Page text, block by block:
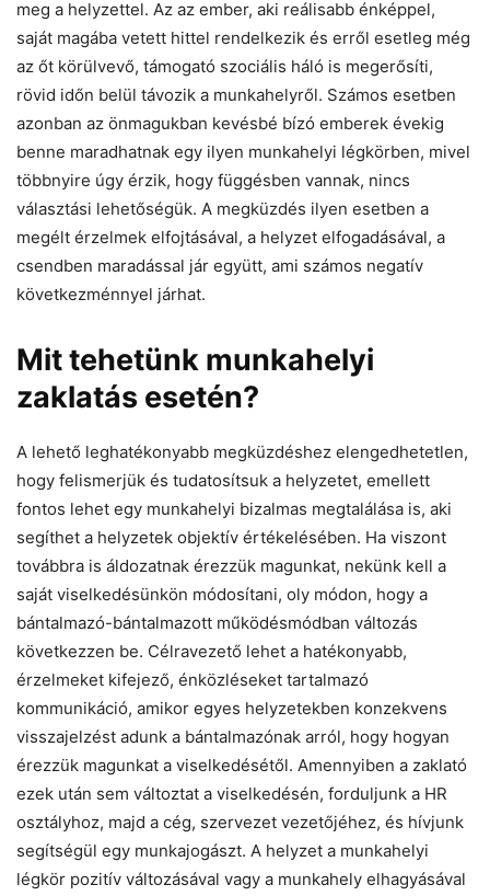
meg a helyzettel. Az az ember, aki reálisabb énképpel,
saját magába vetett hittel rendelkezik és erről esetleg még
az őt körülvevő, támogató szociális háló is megerősíti,
rövid időn belül távozik a munkahelyről. Számos esetben
azonban az önmagukban kevésbé bízó emberek évekig
benne maradhatnak egy ilyen munkahelyi légkörben, mivel
többnyire úgy érzik, hogy függésben vannak, nincs
választási lehetőségük. A megküzdés ilyen esetben a
megélt érzelmek elfojtásával, a helyzet elfogadásával, a
csendben maradással jár együtt, ami számos negatív
következménnyel járhat.
Mit tehetünk munkahelyi
zaklatás esetén?
A lehető leghatékonyabb megküzdéshez elengedhetetlen,
hogy felismerjük és tudatosítsuk a helyzetet, emellett
fontos lehet egy munkahelyi bizalmas megtalálása is, aki
segíthet a helyzetek objektív értékelésében. Ha viszont
továbbra is áldozatnak érezzük magunkat, nekünk kell a
saját viselkedésünkön módosítani, oly módon, hogy a
bántalmazó-bántalmazott működésmódban változás
következzen be. Célravezető lehet a hatékonyabb,
érzelmeket kifejező, énközléseket tartalmazó
kommunikáció, amikor egyes helyzetekben konzekvens
visszajelzést adunk a bántalmazónak arról, hogy hogyan
érezzük magunkat a viselkedésétől. Amennyiben a zaklató
ezek után sem változtat a viselkedésén, forduljunk a HR
osztályhoz, majd a cég, szervezet vezetőjéhez, és hívjunk
segítségül egy munkajogászt. A helyzet a munkahelyi
légkör pozitív változásával vagy a munkahely elhagyásával